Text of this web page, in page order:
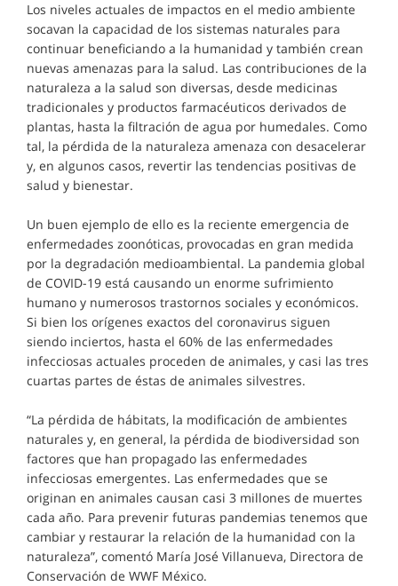
Los niveles actuales de impactos en el medio ambiente
socavan la capacidad de los sistemas naturales para
continuar beneficiando a la humanidad y también crean
nuevas amenazas para la salud. Las contribuciones de la
naturaleza a la salud son diversas, desde medicinas
tradicionales y productos farmacéuticos derivados de
plantas, hasta la filtración de agua por humedales. Como
tal, la pérdida de la naturaleza amenaza con desacelerar
y, en algunos casos, revertir las tendencias positivas de
salud y bienestar.
Un buen ejemplo de ello es la reciente emergencia de
enfermedades zoonóticas, provocadas en gran medida
por la degradación medioambiental. La pandemia global
de COVID-19 está causando un enorme sufrimiento
humano y numerosos trastornos sociales y económicos.
Si bien los orígenes exactos del coronavirus siguen
siendo inciertos, hasta el 60% de las enfermedades
infecciosas actuales proceden de animales, y casi las tres
cuartas partes de éstas de animales silvestres.
“La pérdida de hábitats, la modificación de ambientes
naturales y, en general, la pérdida de biodiversidad son
factores que han propagado las enfermedades
infecciosas emergentes. Las enfermedades que se
originan en animales causan casi 3 millones de muertes
cada año. Para prevenir futuras pandemias tenemos que
cambiar y restaurar la relación de la humanidad con la
naturaleza”, comentó María José Villanueva, Directora de
Conservación de WWF México.